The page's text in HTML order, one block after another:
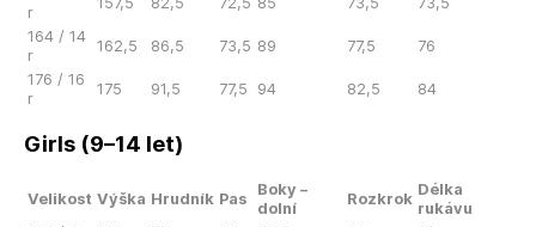
r
164 / 14
r
162,5 86,5 73,5 89 77,5
76
176 / 16
r
175 91,5 77,5 94 82,5 84
Girls (9–14 let)
Velikost Výška Hrudník Pas
Boky –
dolní
Rozkrok
Délka
rukávu